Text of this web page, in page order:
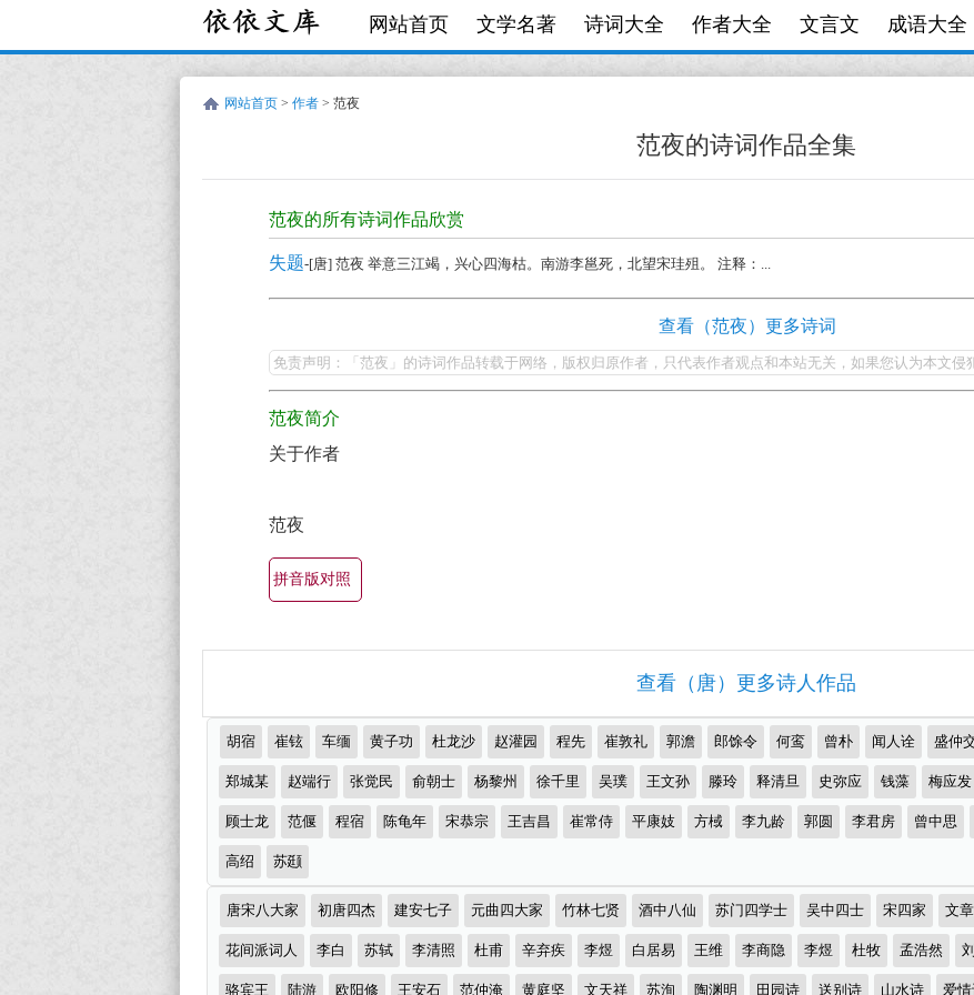
网站首页 文学名著 诗词大全 作者大全 文言文 成语大全
网站首页 > 作者 > 范夜
范夜的诗词作品全集
范
有
锦）-
诗
词
大
全
范夜的所有诗词作品欣赏
失题-[唐] 范夜 举意三江竭，兴心四海枯。南游李邕死，北望宋珪殂。 注释：...
夜
的
最
美
有
名
诗
大
全
（精
多
首）
查看（范夜）更多诗词
免责声明：「范夜」的诗词作品转载于网络，版权归原作者，只代表作者观点和本站无关，如果您认为本文侵
范夜简介
关于作者
范夜
拼音版对照
查看（唐）更多诗人作品
推
荐
作
者
胡宿 崔铉 车缅 黄子功 杜龙沙 赵灌园 程先 崔敦礼 郭澹 郎馀令 何鸾 曾朴 闻人诠 盛仲
郑城某 赵端行 张觉民 俞朝士 杨黎州 徐千里 吴璞 王文孙 滕玲 释清旦 史弥应 钱藻 梅应发
顾士龙 范偃 程宿 陈龟年 宋恭宗 王吉昌 崔常侍 平康妓 方棫 李九龄 郭圆 李君房 曾中思
高绍 苏颋
诗
词
分
类
唐宋八大家 初唐四杰 建安七子 元曲四大家 竹林七贤 酒中八仙 苏门四学士 吴中四士 宋四家 文
花间派词人 李白 苏轼 李清照 杜甫 辛弃疾 李煜 白居易 王维 李商隐 李煜 杜牧 孟浩然
骆宾王 陆游 欧阳修 王安石 范仲淹 黄庭坚 文天祥 苏洵 陶渊明 田园诗 送别诗 山水诗 爱